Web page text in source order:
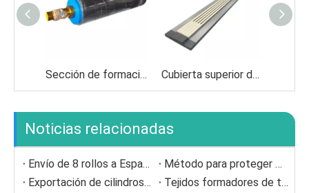
Sección de formación de máquinas de papel rollo de seno Cubierta superior de la caja de succión al vacío de cerámica
Noticias relacionadas
Envío de 8 rollos a España.
Método para proteger Doctor Blade
Exportación de cilindros secadores a Europa
Tejidos formadores de triple capa SSB con potencial de larga duración para papeles culturales